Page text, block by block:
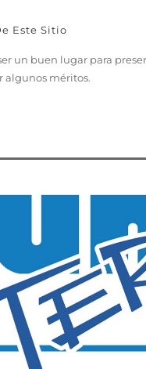
Este Sitio
un buen lugar para
algunos méritos.